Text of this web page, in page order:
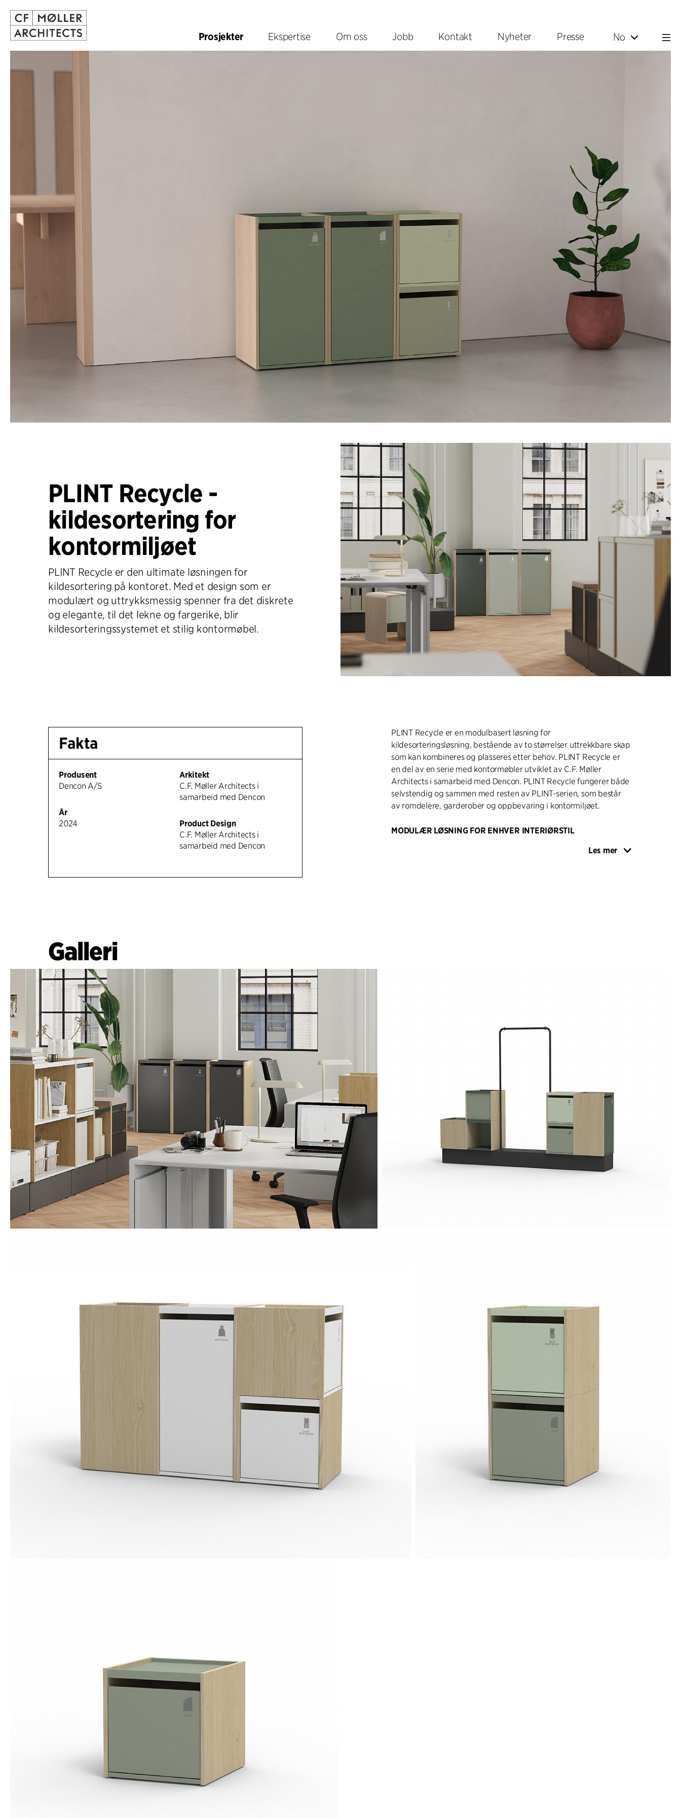
Prosjekter Ekspertise Om oss Jobb Kontakt Nyheter Presse No
PLINT Recycle -
kildesortering for
kontormiljøet
PLINT Recycle er den ultimate løsningen for
kildesortering på kontoret. Med et design som er
modulært og uttrykksmessig spenner fra det diskrete
og elegante, til det lekne og fargerike, blir
kildesorteringssystemet et stilig kontormøbel.
Fakta
Produsent
Dencon A/S
År
2024
Arkitekt
C.F. Møller Architects i
samarbeid med Dencon
Product Design
C.F. Møller Architects i
samarbeid med Dencon
PLINT Recycle er en modulbasert løsning for
kildesorteringsløsning, bestående av to størrelser uttrekkbare skap
som kan kombineres og plasseres etter behov. PLINT Recycle er
en del av en serie med kontormøbler utviklet av C.F. Møller
Architects i samarbeid med Dencon. PLINT Recycle fungerer både
selvstendig og sammen med resten av PLINT-serien, som består
av romdelere, garderober og oppbevaring i kontormiljøet.
MODULÆR LØSNING FOR ENHVER INTERIØRSTIL
Begge uttrekksskapene har en dybde og bredde på 40 cm og har
Når PLINT Recycle plasseres på en sokkel, kan den sømløst
integreres med andre produkter fra PLINT-serien for å skape en
Les mer
Galleri